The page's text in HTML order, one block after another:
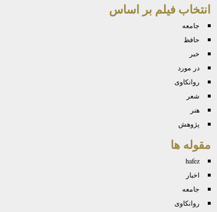
انتخاب فیلم بر اساس
جامعه
حافظ
خبر
در مورد
روانكاوی
شعر
هنر
پژوهش
مقوله ها
hafez
اخبار
جامعه
روانكاوی